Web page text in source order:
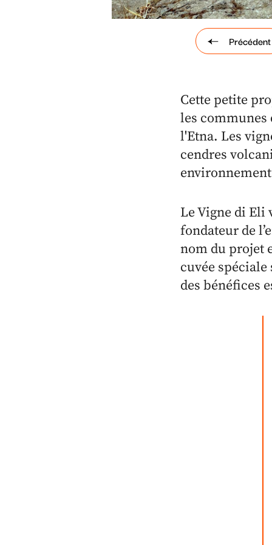
Précédent
Cette petite
les communes
l'Etna. Les
cendres
Le Vigne di Eli
fondateur de
nom du projet
cuvée
des bénéfices